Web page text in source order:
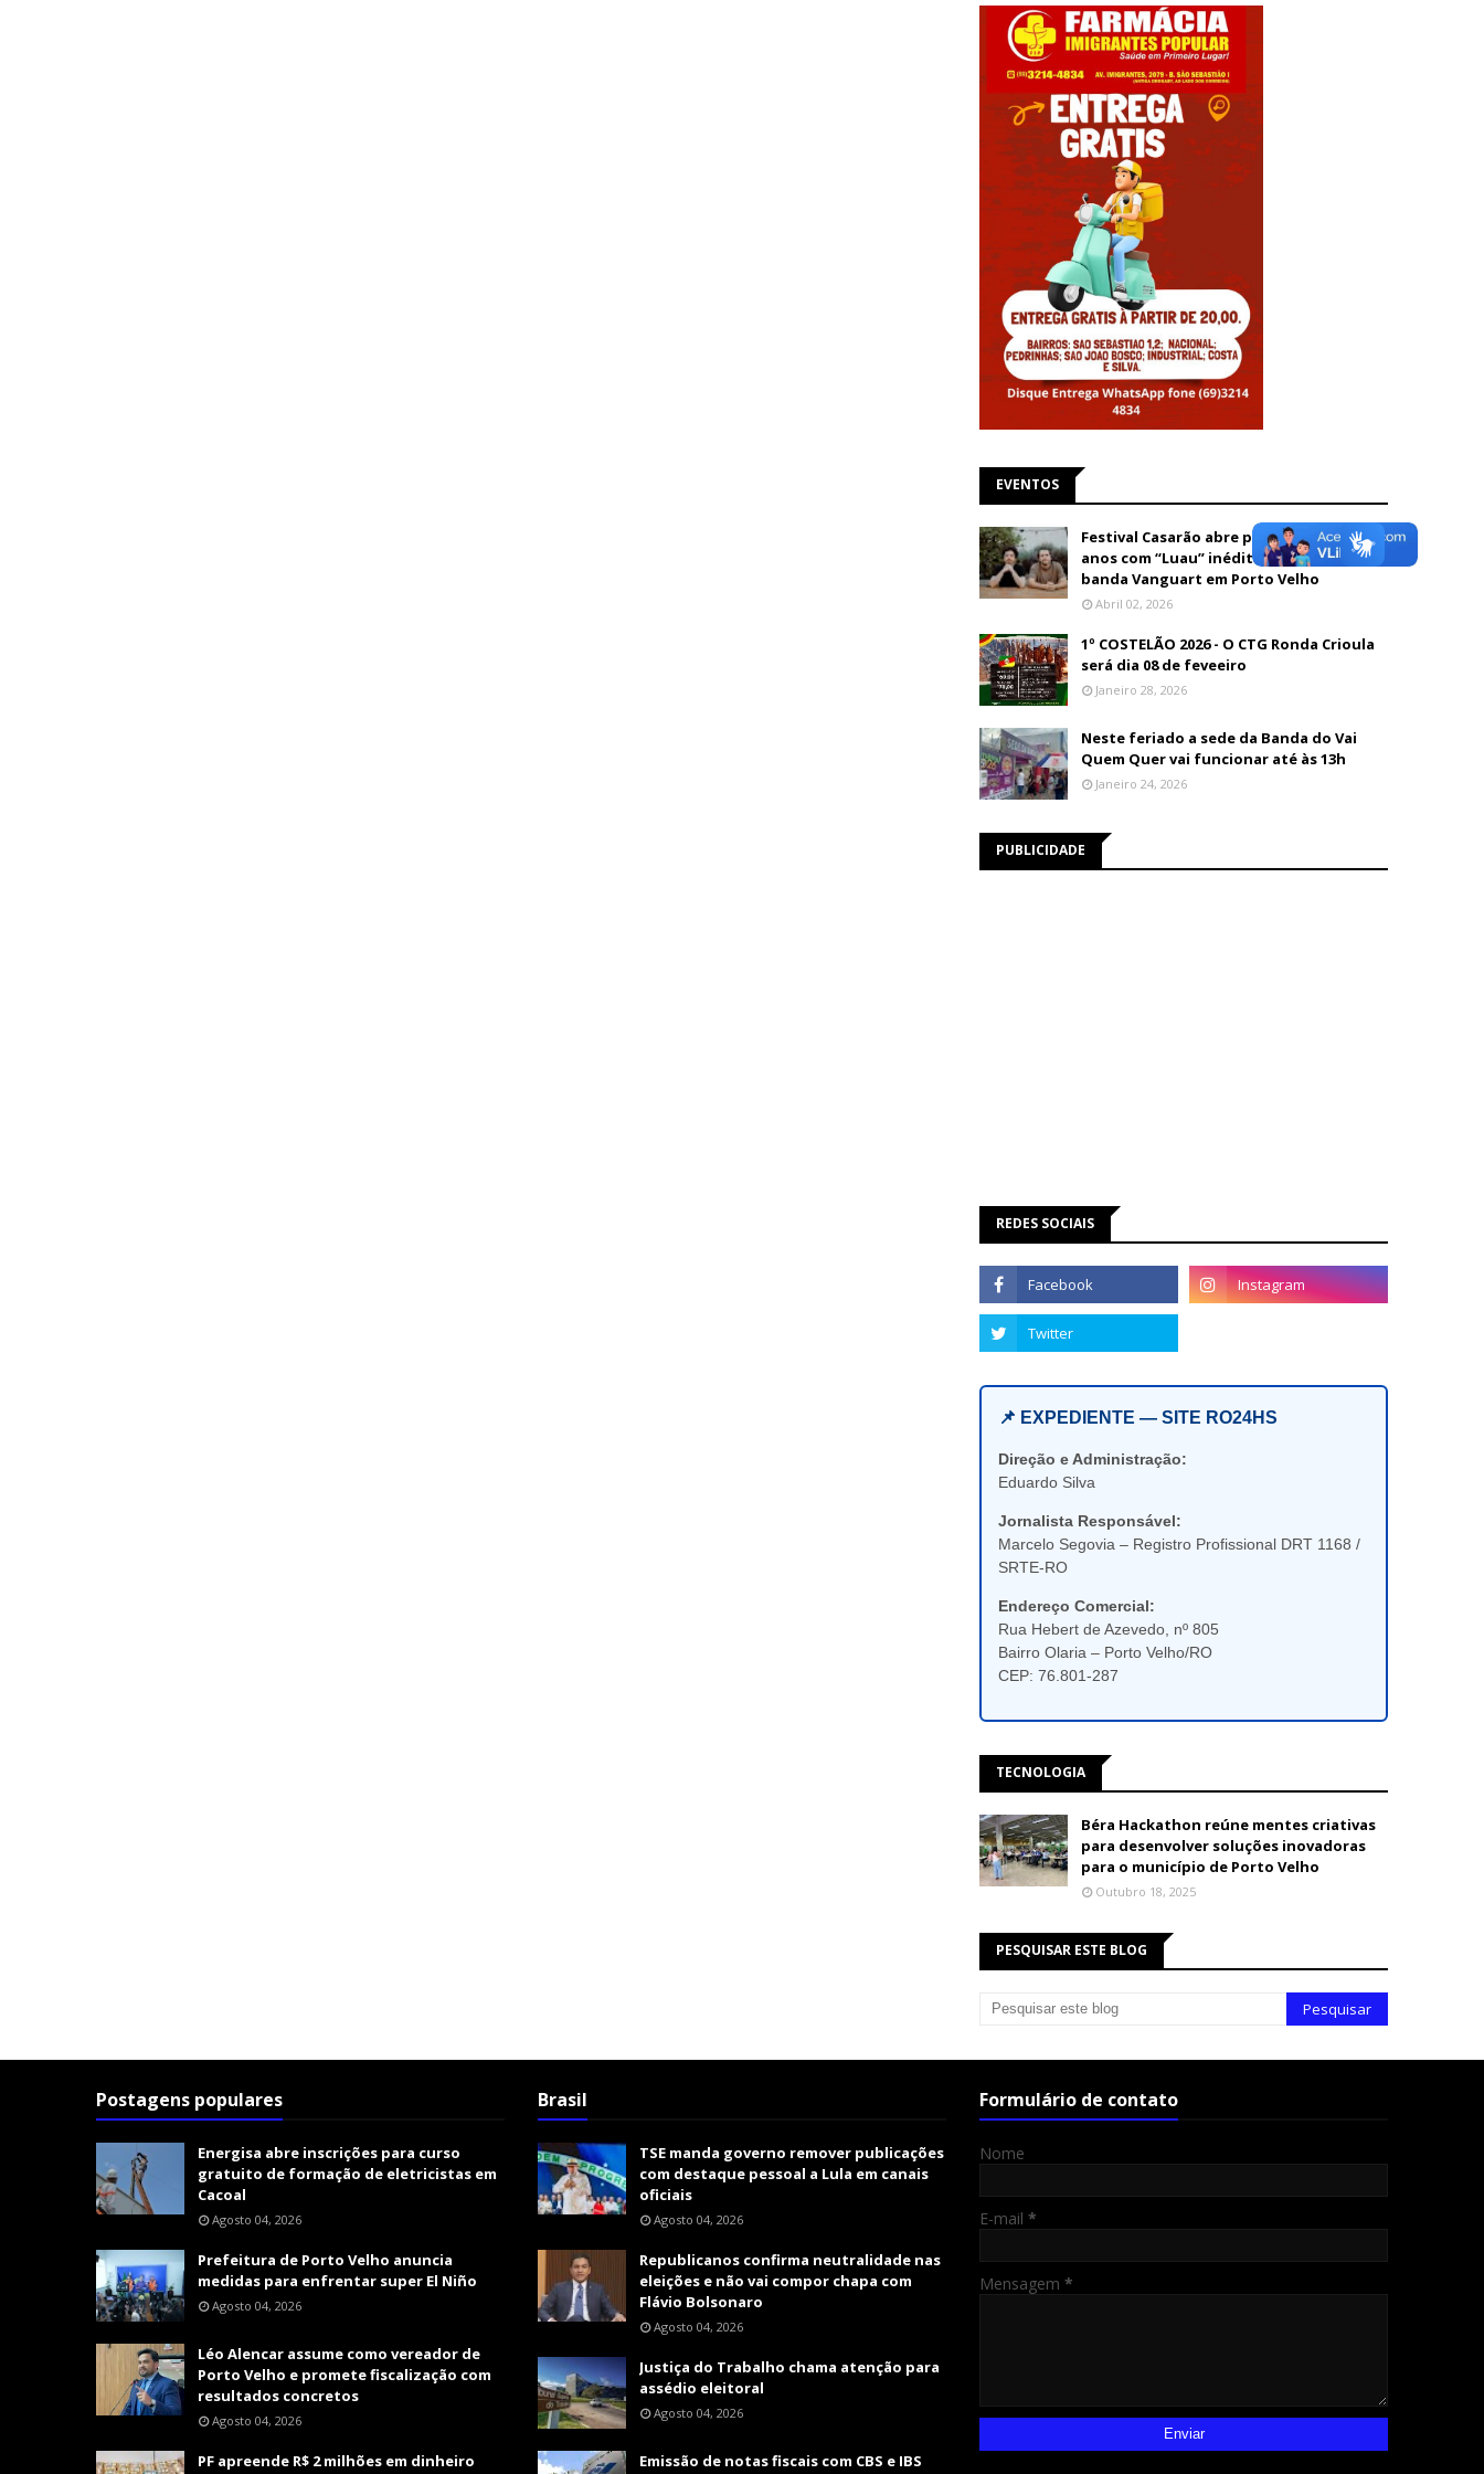
EVENTOS
Festival Casarão abre programação de 26
anos com “Luau” inédito e show da
banda Vanguart em Porto Velho
Abril 02, 2026
1º COSTELÃO 2026 - O CTG Ronda Crioula
será dia 08 de feveeiro
Janeiro 28, 2026
Neste feriado a sede da Banda do Vai
Quem Quer vai funcionar até às 13h
Janeiro 24, 2026
PUBLICIDADE
REDES SOCIAIS
📌 EXPEDIENTE — SITE RO24HS
Direção e Administração:
Eduardo Silva
Jornalista Responsável:
Marcelo Segovia – Registro Profissional DRT 1168 /
SRTE-RO
Endereço Comercial:
Rua Hebert de Azevedo, nº 805
Bairro Olaria – Porto Velho/RO
CEP: 76.801-287
TECNOLOGIA
Béra Hackathon reúne mentes criativas
para desenvolver soluções inovadoras
para o município de Porto Velho
Outubro 18, 2025
PESQUISAR ESTE BLOG
Postagens populares
Energisa abre inscrições para curso
gratuito de formação de eletricistas em
Cacoal
Agosto 04, 2026
Prefeitura de Porto Velho anuncia
medidas para enfrentar super El Niño
Agosto 04, 2026
Léo Alencar assume como vereador de
Porto Velho e promete fiscalização com
resultados concretos
Agosto 04, 2026
PF apreende R$ 2 milhões em dinheiro
Brasil
TSE manda governo remover publicações
com destaque pessoal a Lula em canais
oficiais
Agosto 04, 2026
Republicanos confirma neutralidade nas
eleições e não vai compor chapa com
Flávio Bolsonaro
Agosto 04, 2026
Justiça do Trabalho chama atenção para
assédio eleitoral
Agosto 04, 2026
Emissão de notas fiscais com CBS e IBS
Formulário de contato
Nome
E-mail *
Mensagem *